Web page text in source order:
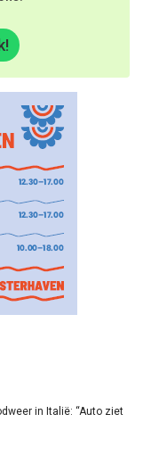
in Italië: “Auto ziet